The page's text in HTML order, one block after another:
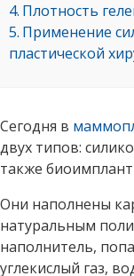
Плотность
Применение
пластической
Сегодня в
двух типов:
также
Они наполнены
натуральным
наполнитель,
углекислый газ,